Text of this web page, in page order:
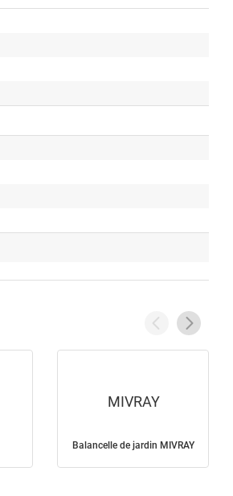
MIVRAY
Balancelle de jardin MIVRAY